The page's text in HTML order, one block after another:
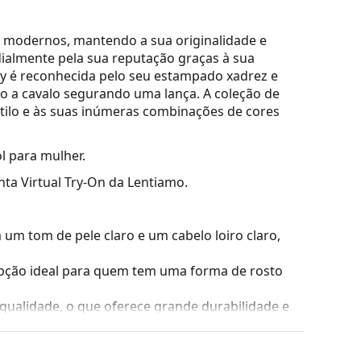
mantendo a sua originalidade e
pela sua reputação graças à sua
reconhecida pelo seu estampado xadrez e
cavalo segurando uma lança. A coleção de
e às suas inúmeras combinações de cores
para mulher.
Virtual Try-On da Lentiamo.
tom de pele claro e um cabelo loiro claro,
ideal para quem tem uma forma de rosto
o que oferece grande durabilidade e